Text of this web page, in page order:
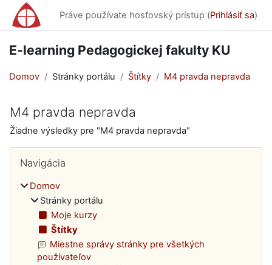
Preskočiť na hlavný obsah
Práve používate hosťovský prístup (Prihlásiť sa)
E-learning Pedagogickej fakulty KU
Domov Stránky portálu Štítky M4 pravda nepravda
M4 pravda nepravda
Žiadne výsledky pre "M4 pravda nepravda"
Bloky
Navigácia
Domov
Stránky portálu
Moje kurzy
Štítky
Miestne správy stránky pre všetkých
používateľov